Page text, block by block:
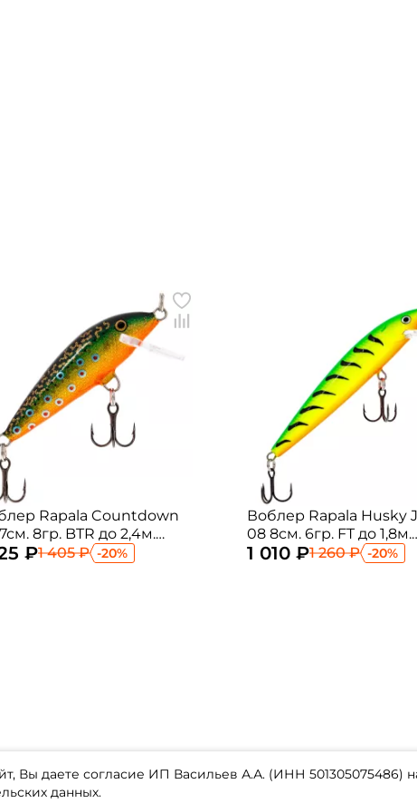
Rapala Countdown
8гр. BTR до 2,4м.
₽1 405 ₽ -20%
Воблер Rapala Husky
08 8см. 6гр. FT до 1,8м.
suspending
1 010 ₽1 260 ₽ -20%
Вы даете согласие ИП Васильев А.А. (ИНН 501305075486)
данных.